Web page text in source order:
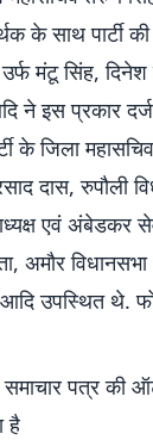
के साथ पार्टी
सिंह, दिनेश
ने इस प्रकार
के जिला
दास, रुपौली
एवं
अमौर
आदि उपस्थित थे.
पत्र की
है